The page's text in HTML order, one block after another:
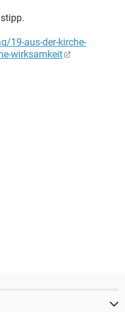
19-aus-der-kirche-
wirksamkeit